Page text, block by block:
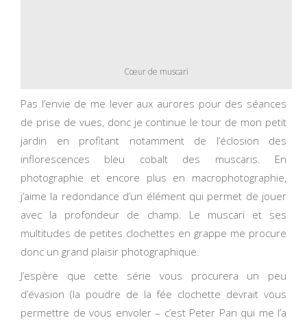
Cœur de muscari
Pas l’envie de me lever aux aurores pour des séances
de prise de vues, donc je continue le tour de mon petit
jardin en profitant notamment de l’éclosion des
inflorescences bleu cobalt des muscaris. En
photographie et encore plus en macrophotographie,
j’aime la redondance d’un élément qui permet de jouer
avec la profondeur de champ. Le muscari et ses
multitudes de petites clochettes en grappe me procure
donc un grand plaisir photographique.
J’espère que cette série vous procurera un peu
d’évasion (la poudre de la fée clochette devrait vous
permettre de vous envoler – c’est Peter Pan qui me l’a